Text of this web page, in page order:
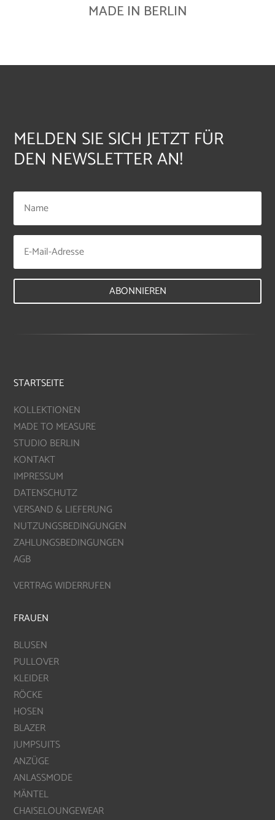
MADE IN BERLIN
MELDEN SIE SICH JETZT FÜR
DEN NEWSLETTER AN!
ABONNIEREN
STARTSEITE
KOLLEKTIONEN
MADE TO MEASURE
STUDIO BERLIN
KONTAKT
IMPRESSUM
DATENSCHUTZ
VERSAND & LIEFERUNG
NUTZUNGSBEDINGUNGEN
ZAHLUNGSBEDINGUNGEN
AGB
VERTRAG WIDERRUFEN
FRAUEN
BLUSEN
PULLOVER
KLEIDER
RÖCKE
HOSEN
BLAZER
JUMPSUITS
ANZÜGE
ANLASSMODE
MÄNTEL
CHAISELOUNGEWEAR